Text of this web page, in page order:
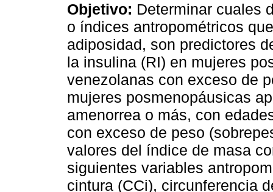
Objetivo: Determinar cuales
o índices antropométricos
adiposidad, son predictores
la insulina (RI) en mujeres
venezolanas con exceso de
mujeres posmenopáusicas
amenorrea o más, con
con exceso de peso
valores del índice de masa
siguientes variables
cintura (CCi), circunferencia